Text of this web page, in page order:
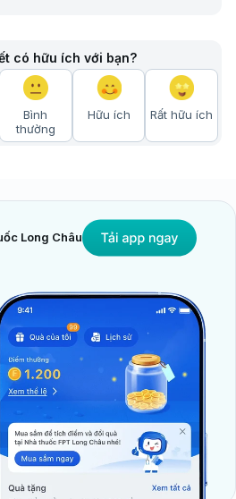
có hữu ích với bạn?
Bình
thường
Hữu ích Rất hữu ích
Long Châu